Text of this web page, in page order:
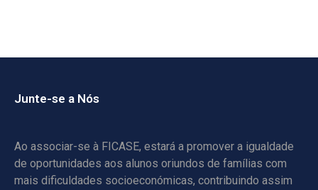
Junte-se a Nós
Ao associar-se à FICASE, estará a promover a igualdade
de oportunidades aos alunos oriundos de famílias com
mais dificuldades socioeconómicas, contribuindo assim